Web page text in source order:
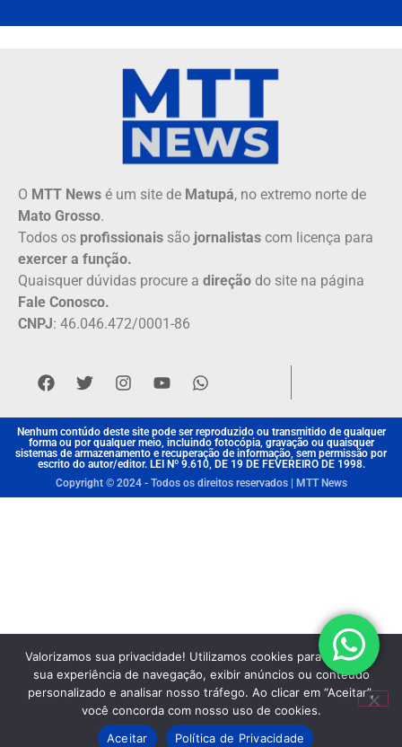
O MTT News é um site de Matupá, no extremo norte de
Mato Grosso.
Todos os profissionais são jornalistas com licença para
exercer a função.
Quaisquer dúvidas procure a direção do site na página
Fale Conosco.
CNPJ: 46.046.472/0001-86
Nenhum contúdo deste site pode ser reproduzido ou transmitido de qualquer
forma ou por qualquer meio, incluindo fotocópia, gravação ou quaisquer
sistemas de armazenamento e recuperação de informação, sem permissão por
escrito do autor/editor. LEI Nº 9.610, DE 19 DE FEVEREIRO DE 1998.
Copyright © 2024 - Todos os direitos reservados | MTT News
Valorizamos sua privacidade! Utilizamos cookies para aprimorar
sua experiência de navegação, exibir anúncios ou conteúdo
personalizado e analisar nosso tráfego. Ao clicar em “Aceitar”,
você concorda com nosso uso de cookies.
Aceitar
Política de Privacidade